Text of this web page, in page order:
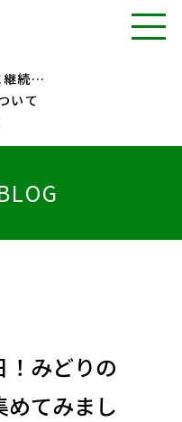
継続…
いて
！みどりの
めてみまし